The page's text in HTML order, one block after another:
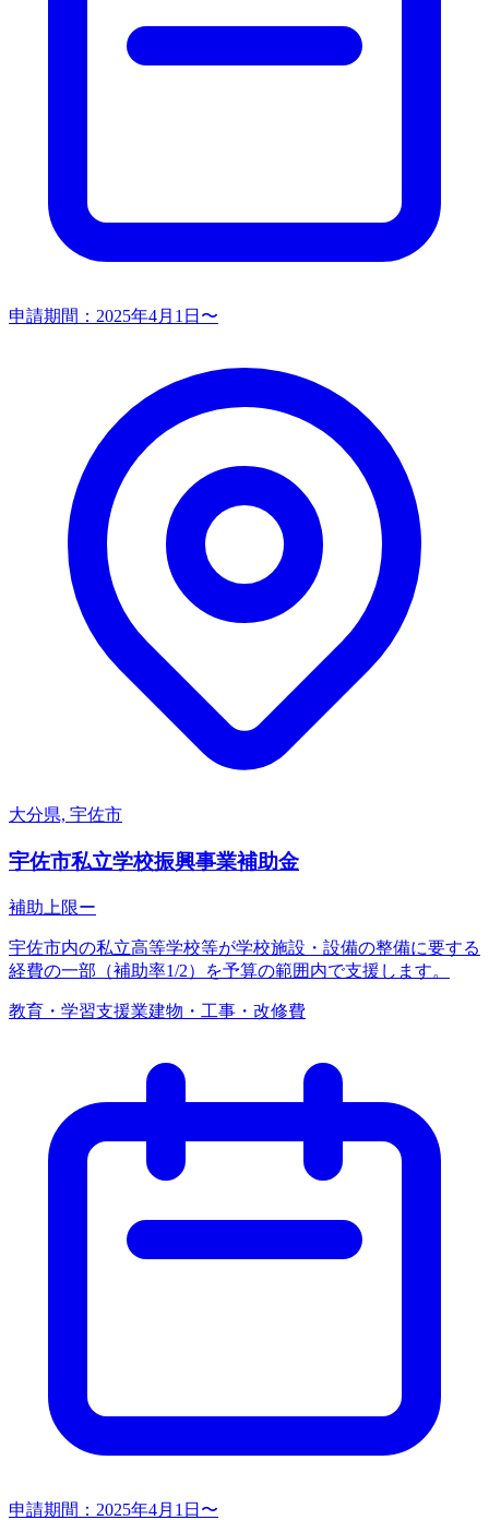
申請期間： 2025年4月1日〜
大分県, 宇佐市
宇佐市私立学校振興事業補助金
補助上限ー
宇佐市内の私立高等学校等が学校施設・設備の整備に要する
経費の一部（補助率1/2）を予算の範囲内で支援します。
教育・学習支援業建物・工事・改修費
申請期間： 2025年4月1日〜